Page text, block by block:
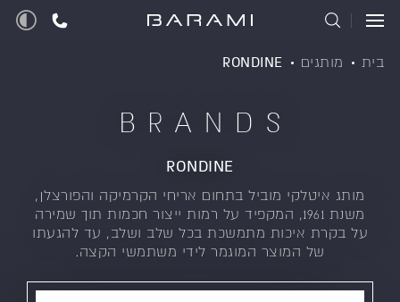
BRANDS
RONDINE
מותג איטלקי מוביל בתחום אריחי הקרמיקה והפורצלן,
משנת 1961, המקפיד על רמות ייצור חכמות תוך שמירה
על בקרת איכות מתמשכת בכל שלב ושלב, עד להגעתו
של המוצר המוגמר לידי משתמשי הקצה.
בית מותגים RONDINE